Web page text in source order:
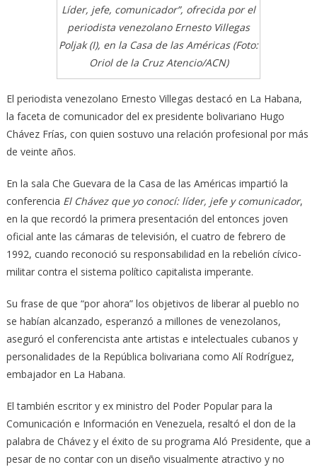
Líder, jefe, comunicador”, ofrecida por el
periodista venezolano Ernesto Villegas
Poljak (I), en la Casa de las Américas (Foto:
Oriol de la Cruz Atencio/ACN)
El periodista venezolano Ernesto Villegas destacó en La Habana,
la faceta de comunicador del ex presidente bolivariano Hugo
Chávez Frías, con quien sostuvo una relación profesional por más
de veinte años.
En la sala Che Guevara de la Casa de las Américas impartió la
conferencia El Chávez que yo conocí: líder, jefe y comunicador,
en la que recordó la primera presentación del entonces joven
oficial ante las cámaras de televisión, el cuatro de febrero de
1992, cuando reconoció su responsabilidad en la rebelión cívico-
militar contra el sistema político capitalista imperante.
Su frase de que “por ahora” los objetivos de liberar al pueblo no
se habían alcanzado, esperanzó a millones de venezolanos,
aseguró el conferencista ante artistas e intelectuales cubanos y
personalidades de la República bolivariana como Alí Rodríguez,
embajador en La Habana.
El también escritor y ex ministro del Poder Popular para la
Comunicación e Información en Venezuela, resaltó el don de la
palabra de Chávez y el éxito de su programa Aló Presidente, que a
pesar de no contar con un diseño visualmente atractivo y no